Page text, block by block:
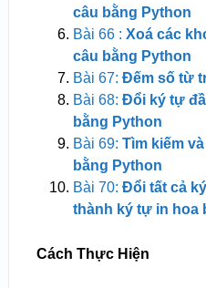
câu bằng Python
Bài 66 : Xoá các
câu bằng Python
Bài 67: Đếm số từ
Bài 68: Đổi ký tự
bằng Python
Bài 69: Tìm kiếm
bằng Python
Bài 70: Đổi tất cả
thành ký tự in hoa
Cách Thực Hiện